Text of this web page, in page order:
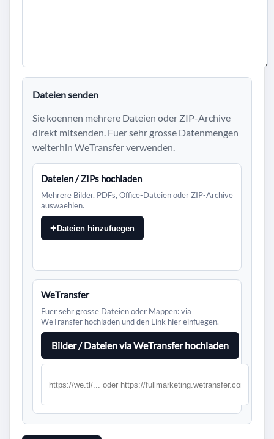
Dateien senden
Sie koennen mehrere Dateien oder ZIP-Archive
direkt mitsenden. Fuer sehr grosse Datenmengen
weiterhin WeTransfer verwenden.
Dateien / ZIPs hochladen
Mehrere Bilder, PDFs, Office-Dateien oder ZIP-Archive
auswaehlen.
+ Dateien hinzufuegen
WeTransfer
Fuer sehr grosse Dateien oder Mappen: via
WeTransfer hochladen und den Link hier einfuegen.
Bilder / Dateien via WeTransfer hochladen